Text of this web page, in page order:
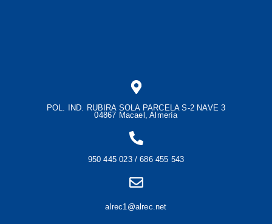
POL. IND. RUBIRA SOLA PARCELA S-2 NAVE 3
04867 Macael, Almería
950 445 023 / 686 455 543
alrec1@alrec.net